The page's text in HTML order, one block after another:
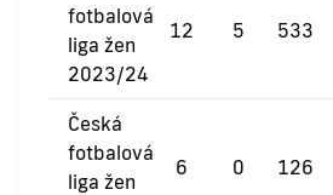
fotbalová
liga žen
2023/24
12 5 533
Česká
fotbalová
liga žen
6 0 126